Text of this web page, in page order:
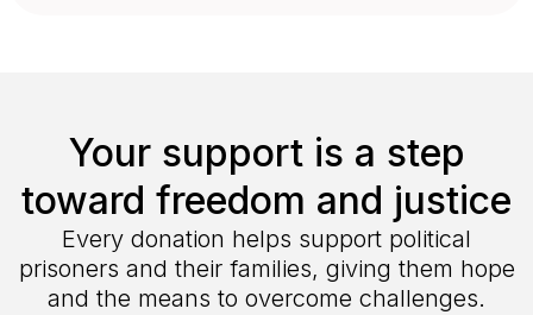
Your support is a step
toward freedom and justice
Every donation helps support political
prisoners and their families, giving them hope
and the means to overcome challenges.